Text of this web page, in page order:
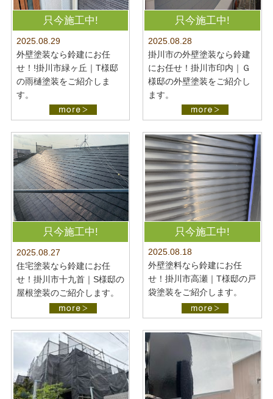
只今施工中!
2025.08.29
外壁塗装なら鈴建にお任
せ！!掛川市緑ヶ丘｜T様邸
の雨樋塗装をご紹介しま
す。
只今施工中!
2025.08.28
掛川市の外壁塗装なら鈴建
にお任せ！掛川市印内｜Ｇ
様邸の外壁塗装をご紹介し
ます。
只今施工中!
2025.08.27
住宅塗装なら鈴建にお任
せ！掛川市十九首｜S様邸の
屋根塗装のご紹介します。
只今施工中!
2025.08.18
外壁塗料なら鈴建にお任
せ！掛川市高瀬｜T様邸の戸
袋塗装をご紹介します。